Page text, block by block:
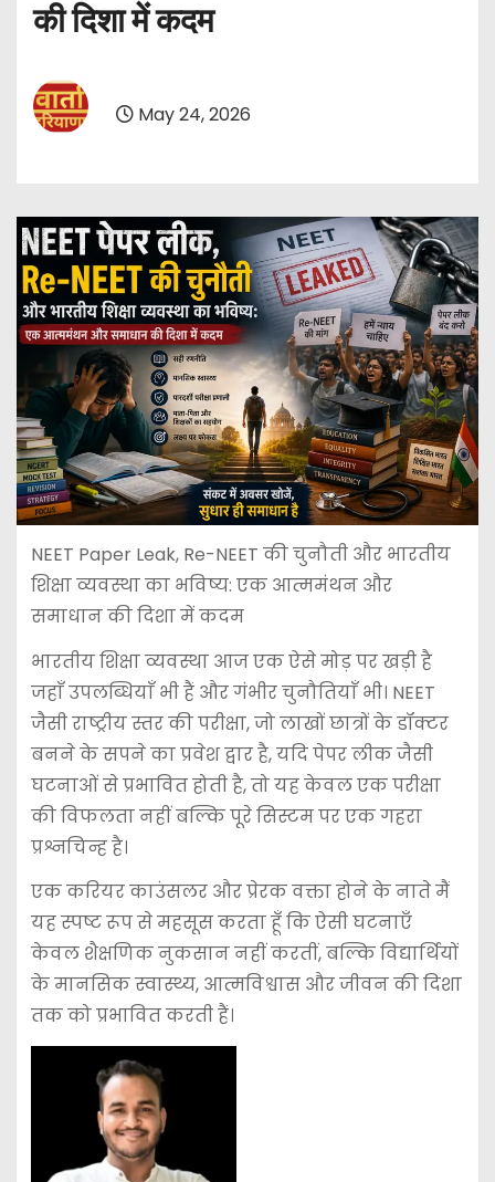
की दिशा में कदम
May 24, 2026
NEET Paper Leak, Re-NEET की चुनौती और भारतीय
शिक्षा व्यवस्था का भविष्य: एक आत्ममंथन और
समाधान की दिशा में कदम
भारतीय शिक्षा व्यवस्था आज एक ऐसे मोड़ पर खड़ी है
जहाँ उपलब्धियाँ भी हैं और गंभीर चुनौतियाँ भी। NEET
जैसी राष्ट्रीय स्तर की परीक्षा, जो लाखों छात्रों के डॉक्टर
बनने के सपने का प्रवेश द्वार है, यदि पेपर लीक जैसी
घटनाओं से प्रभावित होती है, तो यह केवल एक परीक्षा
की विफलता नहीं बल्कि पूरे सिस्टम पर एक गहरा
प्रश्नचिन्ह है।
एक करियर काउंसलर और प्रेरक वक्ता होने के नाते मैं
यह स्पष्ट रूप से महसूस करता हूँ कि ऐसी घटनाएँ
केवल शैक्षणिक नुकसान नहीं करतीं, बल्कि विद्यार्थियों
के मानसिक स्वास्थ्य, आत्मविश्वास और जीवन की दिशा
तक को प्रभावित करती हैं।